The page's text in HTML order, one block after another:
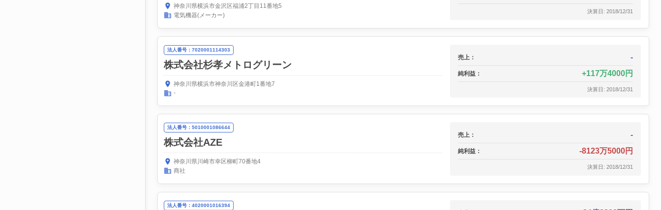
神奈川県横浜市金沢区福浦2丁目11番地5
電気機器(メーカー)
決算日: 2018/12/31
法人番号：7020001114303
株式会社杉孝メトログリーン
神奈川県横浜市神奈川区金港町1番地7
-
売上： -
純利益： 117万4000円
決算日: 2018/12/31
法人番号：5010001086644
株式会社AZE
神奈川県川崎市幸区柳町70番地4
商社
売上： -
純利益： -8123万5000円
決算日: 2018/12/31
法人番号：4020001016394